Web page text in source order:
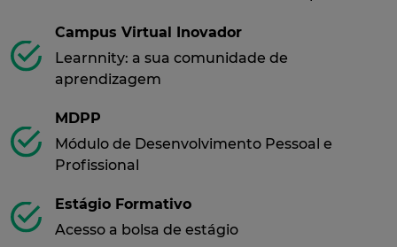
Campus Virtual Inovador
Learnnity: a sua comunidade de
aprendizagem
MDPP
Módulo de Desenvolvimento Pessoal e
Profissional
Estágio Formativo
Acesso a bolsa de estágio